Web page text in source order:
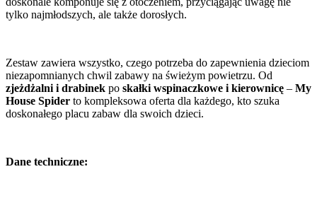
tylko najmłodszych, ale także dorosłych.
Zestaw zawiera wszystko, czego potrzeba do zapewnienia dzieciom
niezapomnianych chwil zabawy na świeżym powietrzu. Od
zjeżdżalni i drabinek po skałki wspinaczkowe i kierownicę – My
House Spider to kompleksowa oferta dla każdego, kto szuka
doskonałego placu zabaw dla swoich dzieci.
Dane techniczne: